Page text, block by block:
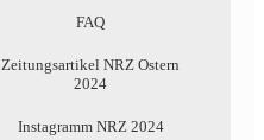
FAQ
Zeitungsartikel NRZ Ostern
2024
Instagramm NRZ 2024